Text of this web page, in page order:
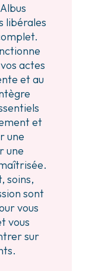
libérales
actes
et au
et
une
une
soins,
sont
vous
vous
sur